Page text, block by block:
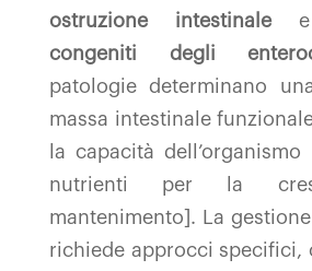
ostruzione intestinale
congeniti degli
patologie determinano
massa intestinale
la capacità
nutrienti per la
mantenimento]. La
richiede approcci specifici,